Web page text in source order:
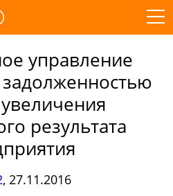
управление
результата
, 27.11.2016